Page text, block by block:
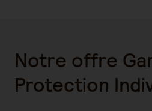
Notre offre
Protection